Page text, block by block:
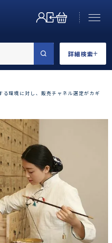
詳細検索
環境に対し、販売チャネル選定がカギ